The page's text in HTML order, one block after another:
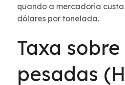
quando a mercadoria custa
dólares por tonelada.
Taxa
pesadas